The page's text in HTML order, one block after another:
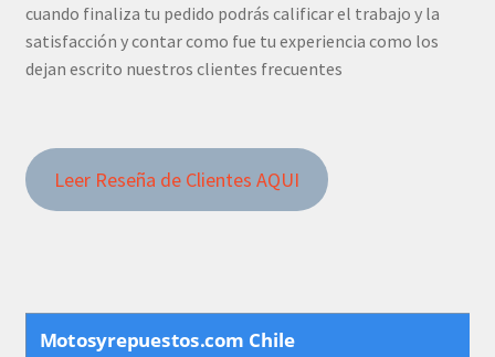
cuando finaliza tu pedido podrás calificar el trabajo y la
satisfacción y contar como fue tu experiencia como los
dejan escrito nuestros clientes frecuentes
Leer Reseña de Clientes AQUI
Motosyrepuestos.com Chile